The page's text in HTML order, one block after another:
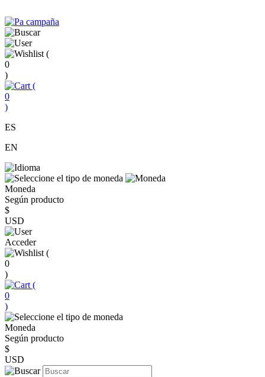
(
0
)
(
0
)
ES
EN
Moneda
Según producto
$
USD
Acceder
(
0
)
(
0
)
Moneda
Según producto
$
USD